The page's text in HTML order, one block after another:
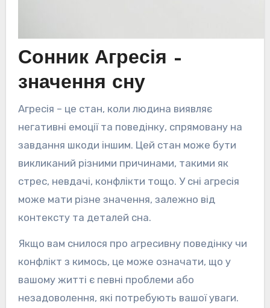
Сонник Агресія –
значення сну
Агресія – це стан, коли людина виявляє
негативні емоції та поведінку, спрямовану на
завдання шкоди іншим. Цей стан може бути
викликаний різними причинами, такими як
стрес, невдачі, конфлікти тощо. У сні агресія
може мати різне значення, залежно від
контексту та деталей сна.
Якщо вам снилося про агресивну поведінку чи
конфлікт з кимось, це може означати, що у
вашому житті є певні проблеми або
незадоволення, які потребують вашої уваги.